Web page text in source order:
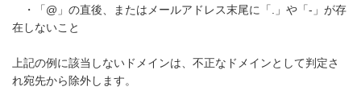
・「@」の直後、またはメールアドレス末尾に「.」や「-」が存
在しないこと
上記の例に該当しないドメインは、不正なドメインとして判定さ
れ宛先から除外します。